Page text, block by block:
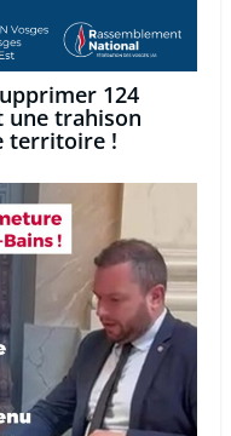
124
une trahison
territoire !